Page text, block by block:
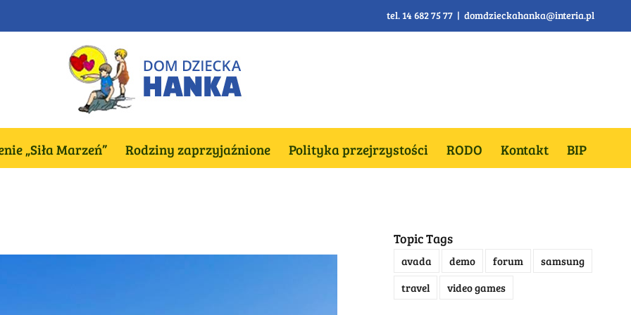
tel. 14 682 75 77 | domdzieckahanka@interia.pl
„Siła Marzeń” Rodziny zaprzyjaźnione Polityka przejrzystości RODO Kontakt BIP
Topic Tags
avada demo forum
samsung
travel
video games